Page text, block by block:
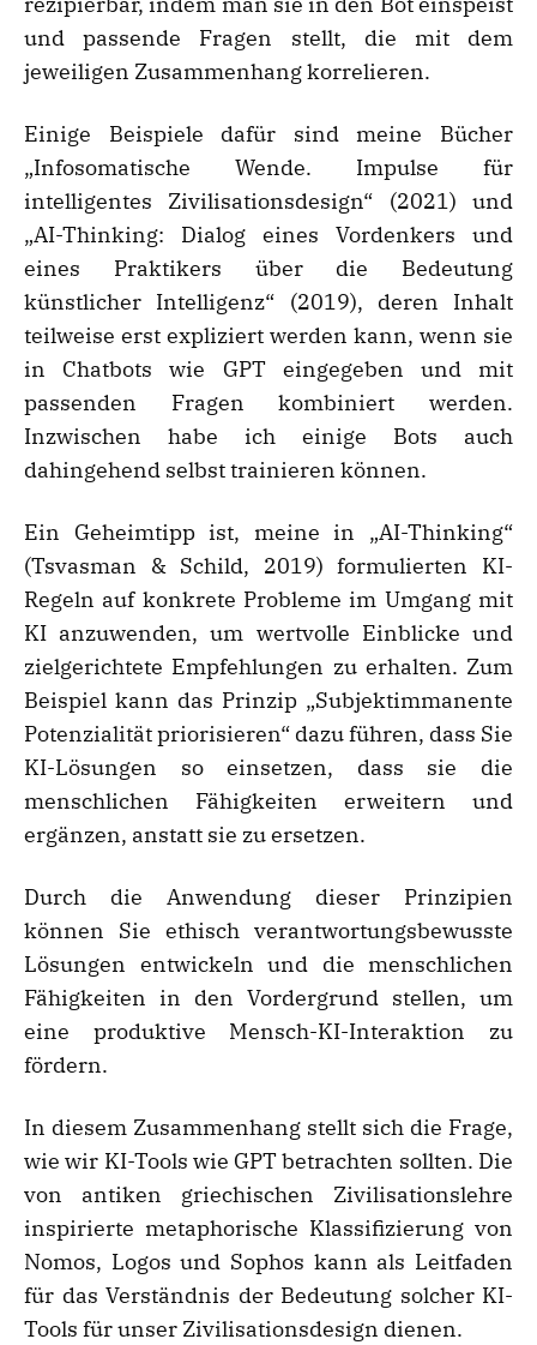
und passende Fragen stellt, die mit dem
jeweiligen Zusammenhang korrelieren.
Einige Beispiele dafür sind meine Bücher
„Infosomatische Wende. Impulse für
intelligentes Zivilisationsdesign“ (2021) und
„AI-Thinking: Dialog eines Vordenkers und
eines Praktikers über die Bedeutung
künstlicher Intelligenz“ (2019), deren Inhalt
teilweise erst expliziert werden kann, wenn sie
in Chatbots wie GPT eingegeben und mit
passenden Fragen kombiniert werden.
Inzwischen habe ich einige Bots auch
dahingehend selbst trainieren können.
Ein Geheimtipp ist, meine in „AI-Thinking“
(Tsvasman & Schild, 2019) formulierten KI-
Regeln auf konkrete Probleme im Umgang mit
KI anzuwenden, um wertvolle Einblicke und
zielgerichtete Empfehlungen zu erhalten. Zum
Beispiel kann das Prinzip „Subjektimmanente
Potenzialität priorisieren“ dazu führen, dass Sie
KI-Lösungen so einsetzen, dass sie die
menschlichen Fähigkeiten erweitern und
ergänzen, anstatt sie zu ersetzen.
Durch die Anwendung dieser Prinzipien
können Sie ethisch verantwortungsbewusste
Lösungen entwickeln und die menschlichen
Fähigkeiten in den Vordergrund stellen, um
eine produktive Mensch-KI-Interaktion zu
fördern.
In diesem Zusammenhang stellt sich die Frage,
wie wir KI-Tools wie GPT betrachten sollten. Die
von antiken griechischen Zivilisationslehre
inspirierte metaphorische Klassifizierung von
Nomos, Logos und Sophos kann als Leitfaden
für das Verständnis der Bedeutung solcher KI-
Tools für unser Zivilisationsdesign dienen.